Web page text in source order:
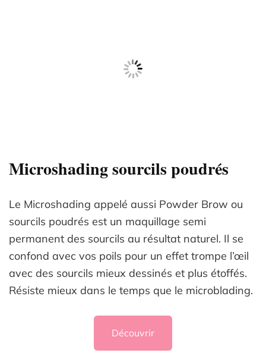
Microshading sourcils poudrés
Le Microshading appelé aussi Powder Brow ou
sourcils poudrés est un maquillage semi
permanent des sourcils au résultat naturel. Il se
confond avec vos poils pour un effet trompe l’œil
avec des sourcils mieux dessinés et plus étoffés.
Résiste mieux dans le temps que le microblading.
Découvrir